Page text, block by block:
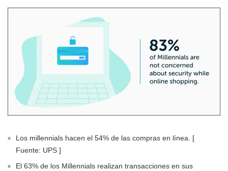
Los millennials hacen el 54% de las compras en línea. [
Fuente: UPS ]
El 63% de los Millennials realizan transacciones en sus